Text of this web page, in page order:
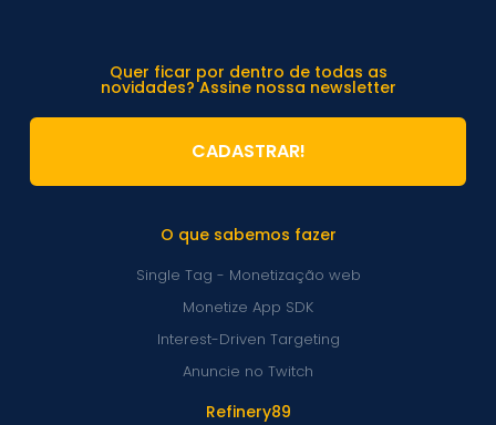
Refinery89
O que sabemos fazer
Single Tag - Monetização web
Monetize App SDK
Interest-Driven Targeting
Anuncie no Twitch
Quer ficar por dentro de todas as
novidades? Assine nossa newsletter
CADASTRAR!